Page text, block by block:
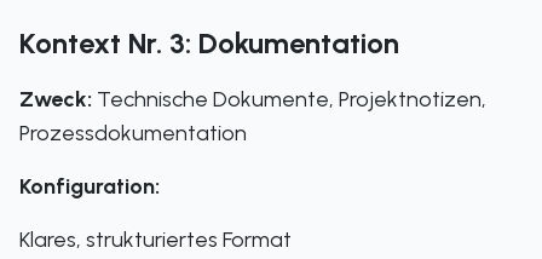
Kontext Nr. 3: Dokumentation
Zweck: Technische Dokumente, Projektnotizen,
Prozessdokumentation
Konfiguration:
Klares, strukturiertes Format